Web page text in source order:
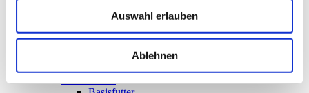
Auswahl erlauben
Ablehnen
Vögel & Geflügel
Alle Artikel zu Vögel & Geflügel
Vogelfutter
Basisfutter